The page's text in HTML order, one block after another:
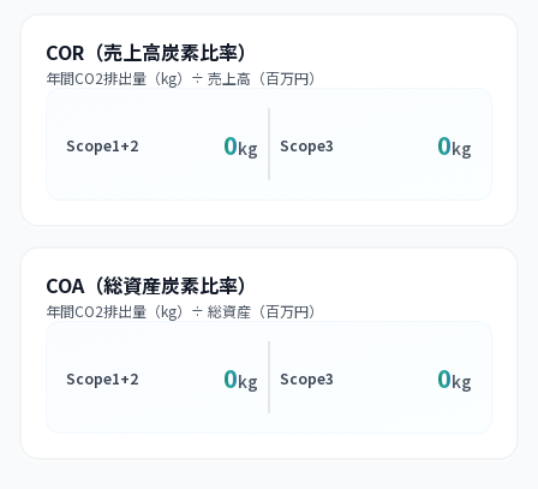
COR（売上高炭素比率）
年間CO2排出量（kg）÷ 売上高（百万円）
Scope1+2 0kg Scope3 0kg
COA（総資産炭素比率）
年間CO2排出量（kg）÷ 総資産（百万円）
Scope1+2 0kg Scope3 0kg